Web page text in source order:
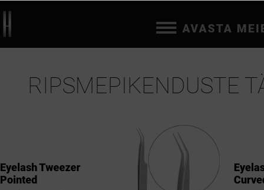
AVASTA
RIPSMEPIKENDUSTE
Eyelash Tweezer
Pointed